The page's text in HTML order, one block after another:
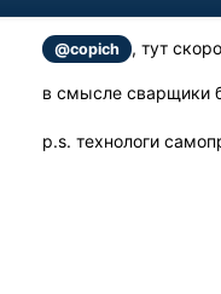
@copich , тут
в смысле сварщики
p.s. технологи